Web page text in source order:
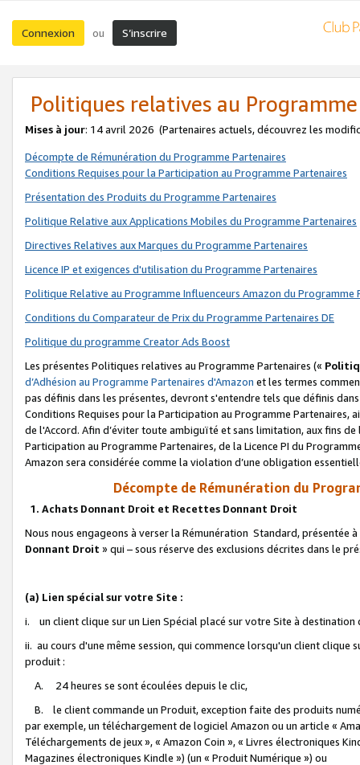
Connexion ou S’inscrire
Politiques relatives au
Mises à jour: 14 avril 2026 (Partenaires actuels, découvrez les
Décompte de Rémunération du Programme Partenaires
Conditions Requises pour la Participation au Programme Partenaires
Présentation des Produits du Programme Partenaires
Politique Relative aux Applications Mobiles du Programme Partenaires
Directives Relatives aux Marques du Programme Partenaires
Licence IP et exigences d'utilisation du Programme Partenaires
Politique Relative au Programme Influenceurs Amazon du Programme
Conditions du Comparateur de Prix du Programme Partenaires DE
Politique du programme Creator Ads Boost
Les présentes Politiques relatives au Programme Partenaires («
d’Adhésion au Programme Partenaires d'Amazon et les termes
pas définis dans les présentes, devront s'entendre tels que définis
Conditions Requises pour la Participation au Programme Partenaires,
de l'Accord. Afin d’éviter toute ambiguïté et sans limitation, aux fins
Participation au Programme Partenaires, de la Licence PI du
Amazon sera considérée comme la violation d’une obligation
Décompte de Rémunération du
1. Achats Donnant Droit et Recettes Donnant Droit
Nous nous engageons à verser la Rémunération Standard, présentée
Donnant Droit » qui – sous réserve des exclusions décrites dans le
(a) Lien spécial sur votre Site :
i. un client clique sur un Lien Spécial placé sur votre Site à destination
ii. au cours d'une même session, qui commence lorsqu'un client
produit :
A. 24 heures se sont écoulées depuis le clic,
B. le client commande un Produit, exception faite des produits
par exemple, un téléchargement de logiciel Amazon ou un article «
Téléchargements de jeux », « Amazon Coin », « Livres électroniques
Magazines électroniques Kindle ») (un « Produit Numérique ») ou